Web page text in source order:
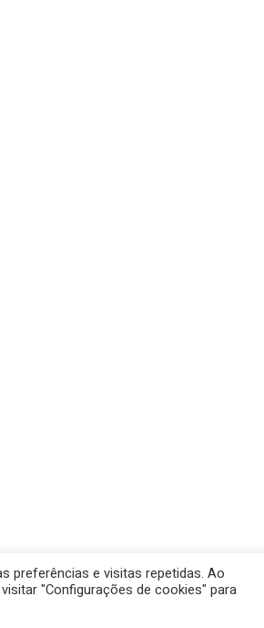
for free using WordPress and
preferências e visitas repetidas. Ao
"Configurações de cookies" para